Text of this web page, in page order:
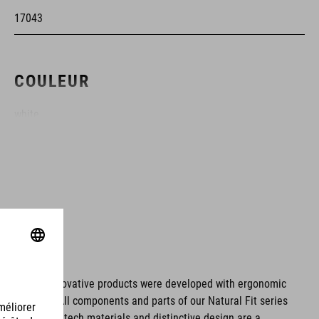
17043
COULEUR
partie supérieure : PU
Dyneema®
TPU
These innovative products were developed with ergonomic
issues. All components and parts of our Natural Fit series